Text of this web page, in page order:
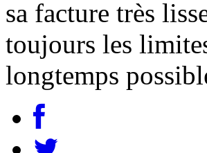
sa facture très
toujours les
longtemps